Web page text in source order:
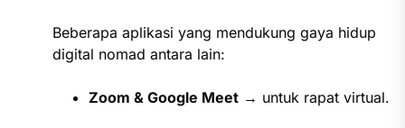
Beberapa aplikasi yang mendukung gaya hidup
digital nomad antara lain:
Zoom & Google Meet→ untuk rapat virtual.